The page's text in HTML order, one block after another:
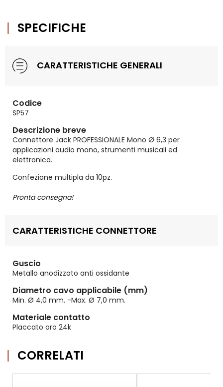
SPECIFICHE
CARATTERISTICHE GENERALI
Codice
SP57
Descrizione breve
Connettore Jack PROFESSIONALE Mono Ø 6,3 per
applicazioni audio mono, strumenti musicali ed
elettronica.
Confezione multipla da 10pz.
Pronta consegna!
CARATTERISTICHE CONNETTORE
Guscio
Metallo anodizzato anti ossidante
Diametro cavo applicabile (mm)
Min. Ø 4,0 mm. -Max. Ø 7,0 mm.
Materiale contatto
Placcato oro 24k
CORRELATI